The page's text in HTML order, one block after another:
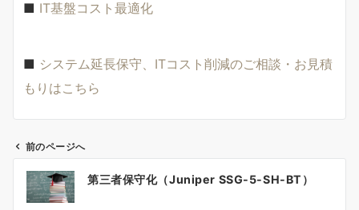
■ IT基盤コスト最適化
■ システム延長保守、ITコスト削減のご相談・お見積
もりはこちら
投
稿
前のページへ
第三者保守化（Juniper SSG-5-SH-BT）